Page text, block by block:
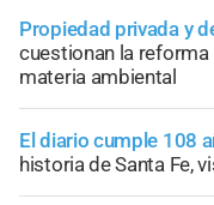
Propiedad privada y
cuestionan la
materia ambiental
El diario cumple 108
historia de Santa Fe,